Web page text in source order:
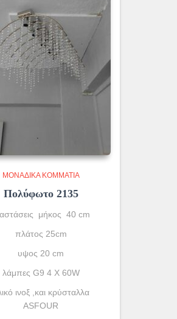
ΜΟΝΆΔΙΚΑ ΚΟΜΜΆΤΙΑ
Πολύφωτο 2135
μήκος 40 cm
πλάτος 25cm
υψος 20 cm
λάμπες G9 4 X 60W
ινοξ ,και κρύσταλλα
ASFOUR